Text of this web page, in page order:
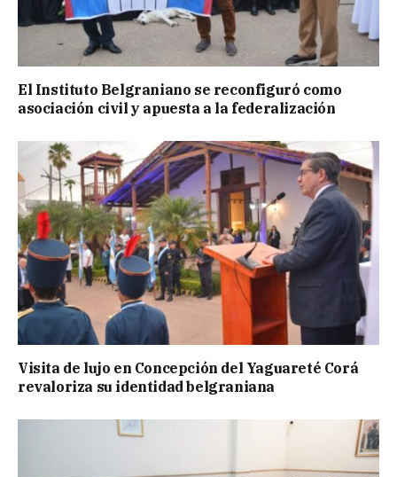
El Instituto Belgraniano se reconfiguró como
asociación civil y apuesta a la federalización
Visita de lujo en Concepción del Yaguareté Corá
revaloriza su identidad belgraniana